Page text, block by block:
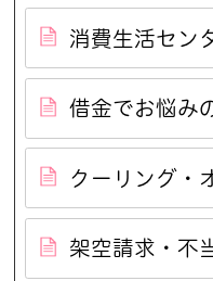
消費生活セン
借金でお悩み
クーリング・
架空請求・不